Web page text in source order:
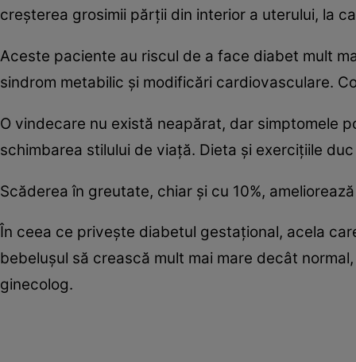
creşterea grosimii părţii din interior a uterului, la
Aceste paciente au riscul de a face diabet mult
sindrom metabilic şi modificări cardiovasculare.
O vindecare nu există neapărat, dar simptomele
schimbarea stilului de viaţă. Dieta şi exerciţiile
Scăderea în greutate, chiar şi cu 10%,
În ceea ce priveşte diabetul gestaţional, acela
bebeluşul să crească mult mai mare decât
ginecolog.